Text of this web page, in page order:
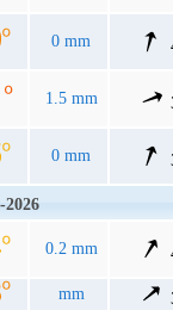
0 mm
1.5 mm
0 mm
2026
0.2 mm
mm